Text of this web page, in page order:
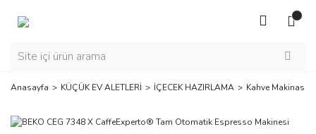
Anasayfa KÜÇÜK EV ALETLERİ İÇECEK HAZIRLAMA Kahve Makinası